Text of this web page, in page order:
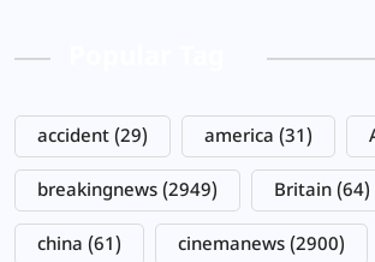
accident (29) america (31)
breakingnews (2949) Britain (64)
china (61) cinemanews (2900)